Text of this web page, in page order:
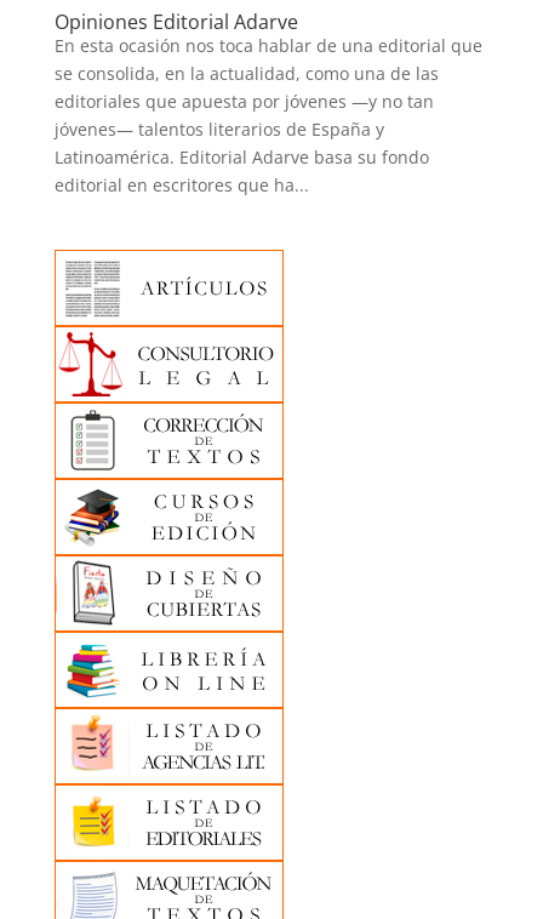
Opiniones Editorial Adarve
En esta ocasión nos toca hablar de una editorial que
se consolida, en la actualidad, como una de las
editoriales que apuesta por jóvenes —y no tan
jóvenes— talentos literarios de España y
Latinoamérica. Editorial Adarve basa su fondo
editorial en escritores que ha...